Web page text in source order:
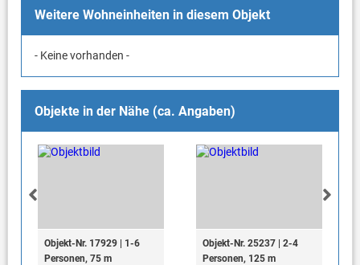
Weitere Wohneinheiten in diesem Objekt
- Keine vorhanden -
Objekte in der Nähe (ca. Angaben)
Objekt-Nr. 17929 | 1-6
Personen, 75 m
Objekt-Nr. 25237 | 2-4
Personen, 125 m